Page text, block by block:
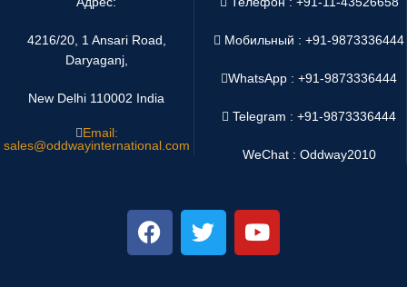
4216/20, 1 Ansari Road,
Daryaganj,
New Delhi 110002 India
Email:
sales@oddwayinternational.com
Мобильный : +91-9873336444
WhatsApp :+91-9873336444
Telegram : +91-9873336444
WeChat : Oddway2010